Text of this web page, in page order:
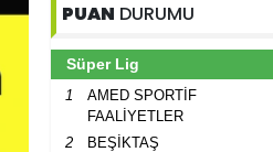
PUAN DURUMU
Süper Lig
1
AMED SPORTİF
FAALİYETLER
2 BEŞİKTAŞ